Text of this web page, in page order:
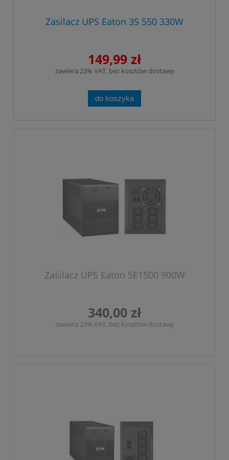
Zasilacz UPS Eaton 3S 550 330W
149,99 zł
zawiera 23% VAT, bez kosztów dostawy
do koszyka
Zasilacz UPS Eaton 5E1500 900W
340,00 zł
zawiera 23% VAT, bez kosztów dostawy